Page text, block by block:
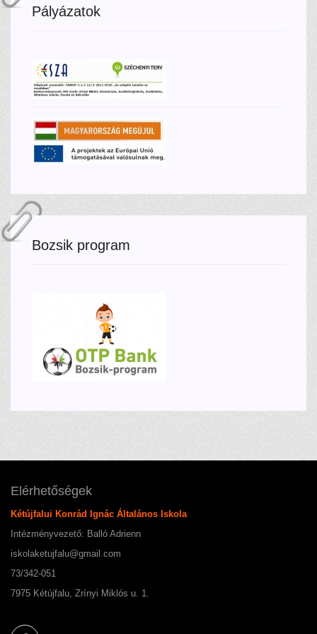
Pályázatok
Bozsik program
Elérhetőségek
Kétújfalui Konrád Ignác Általános Iskola
Intézményvezető: Balló Adrienn
iskolaketujfalu@gmail.com
73/342-051
7975 Kétújfalu, Zrínyi Miklós u. 1.